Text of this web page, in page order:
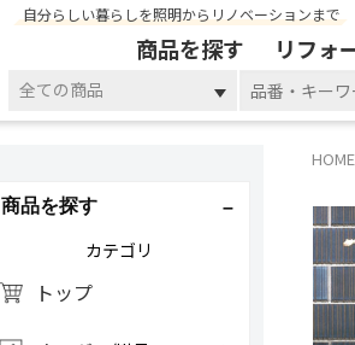
自分らしい暮らしを照明からリノベーションまで
商品を探す リフォ
全ての商品
HOME
商品を探す
カテゴリ
トップ